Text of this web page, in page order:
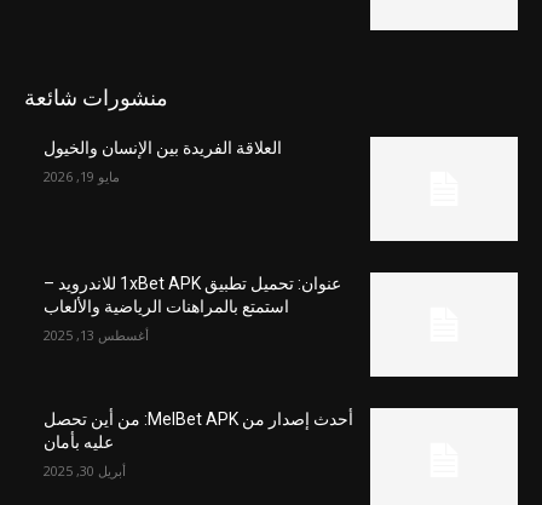
منشورات شائعة
العلاقة الفريدة بين الإنسان والخيول
مايو 19, 2026
عنوان: تحميل تطبيق 1xBet APK للاندرويد –
استمتع بالمراهنات الرياضية والألعاب
أغسطس 13, 2025
أحدث إصدار من MelBet APK: من أين تحصل
عليه بأمان
أبريل 30, 2025